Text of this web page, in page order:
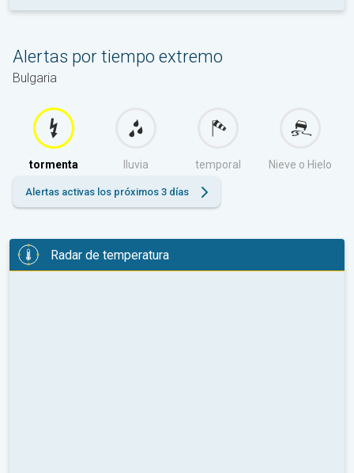
Alertas por tiempo extremo
Bulgaria
tormenta lluvia temporal Nieve o Hielo
Alertas activas los próximos 3 días
Radar de temperatura